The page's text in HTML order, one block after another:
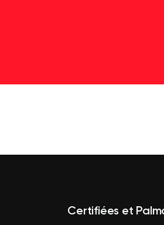
Certifiées et